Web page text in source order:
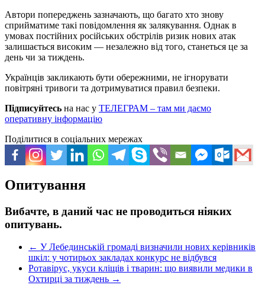
Автори попереджень зазначають, що багато хто знову
сприйматиме такі повідомлення як залякування. Однак в
умовах постійних російських обстрілів ризик нових атак
залишається високим — незалежно від того, станеться це за
день чи за тиждень.
Українців закликають бути обережними, не ігнорувати
повітряні тривоги та дотримуватися правил безпеки.
Підписуйтесь на нас у ТЕЛЕГРАМ – там ми даємо
оперативну інформацію
Поділитися в соціальних мережах
Опитування
Вибачте, в даний час не проводиться ніяких
опитувань.
← У Лебединській громаді визначили нових керівників
шкіл: у чотирьох закладах конкурс не відбувся
Ротавірус, укуси кліщів і тварин: що виявили медики в
Охтирці за тиждень →